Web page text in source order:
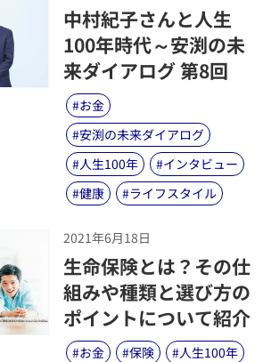
​中村紀子さんと人生
100年時代～安渕の未
来ダイアログ 第8回
#お金
#安渕の未来ダイアログ
#人生100年 #インタビュー
#健康 #ライフスタイル
2021年6月18日
​生命保険とは？その仕
組みや種類と選び方の
ポイントについて紹介
#お金 #保険 #人生100年